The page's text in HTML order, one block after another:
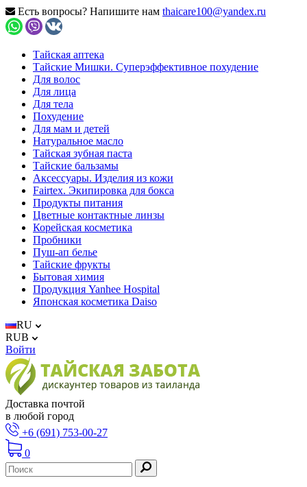
Есть вопросы? Напишите нам thaicare100@yandex.ru
Тайская аптека
Тайские Мишки. Суперэффективное похудение
Для волос
Для лица
Для тела
Похудение
Для мам и детей
Натуральное масло
Тайская зубная паста
Тайские бальзамы
Аксессуары. Изделия из кожи
Fairtex. Экипировка для бокса
Продукты питания
Цветные контактные линзы
Корейская косметика
Пробники
Пуш-ап белье
Тайские фрукты
Бытовая химия
Продукция Yanhee Hospital
Японская косметика Daiso
RU
RUB
Войти
Доставка почтой
в любой город
+6 (691) 753-00-27
0